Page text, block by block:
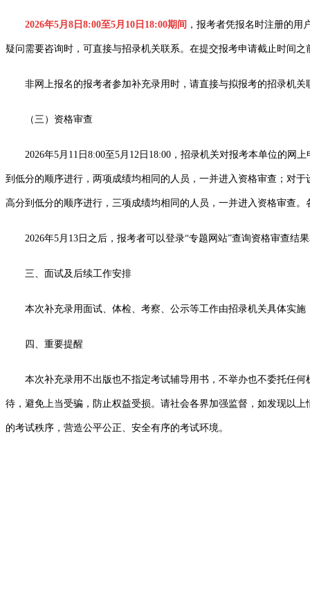
2026年5月8日8:00至5月10日18:00期间 ，报考者凭报名时注册的
疑问需要咨询时，可直接与招录机关联系。在提交报考申请截止时间
非网上报名的报考者参加补充录用时，请直接与拟报考的招录机关
（三）资格审查
2026年5月11日8:00至5月12日18:00，招录机关对报考本单位的网
到低分的顺序进行，两项成绩均相同的人员，一并进入资格审查；对
高分到低分的顺序进行，三项成绩均相同的人员，一并进入资格审查
2026年5月13日之后，报考者可以登录“专题网站”查询资格审查结
三、面试及后续工作安排
本次补充录用面试、体检、考察、公示等工作由招录机关具体实施
四、重要提醒
本次补充录用不出版也不指定考试辅导用书，不举办也不委托任何
待，避免上当受骗，防止权益受损。请社会各界加强监督，如发现以
的考试秩序，营造公平公正、安全有序的考试环境。